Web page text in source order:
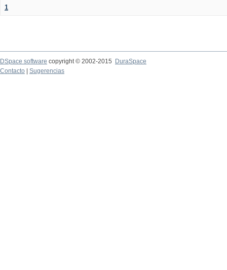
1
DSpace software copyright © 2002-2015
DuraSpace
Contacto
Sugerencias